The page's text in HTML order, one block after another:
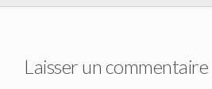
Laisser un commentaire